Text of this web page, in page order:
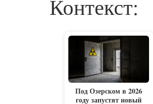
Контекст:
Под Озерском в 2026
году запустят новый